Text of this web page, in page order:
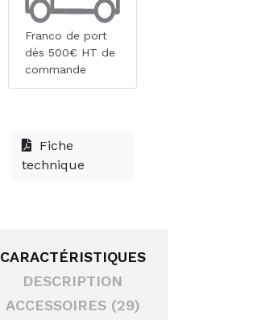
Franco de port
dès 500€ HT de
commande
Fiche
technique
CARACTÉRISTIQUES
DESCRIPTION
ACCESSOIRES (29)